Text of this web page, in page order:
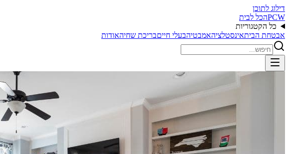
דילוג לתוכן
PCWהכל לבית
כל הקטגוריות
אבטחת הביתאינסטלציהאמבטיהבעלי חייםבריכת שחיהאודות